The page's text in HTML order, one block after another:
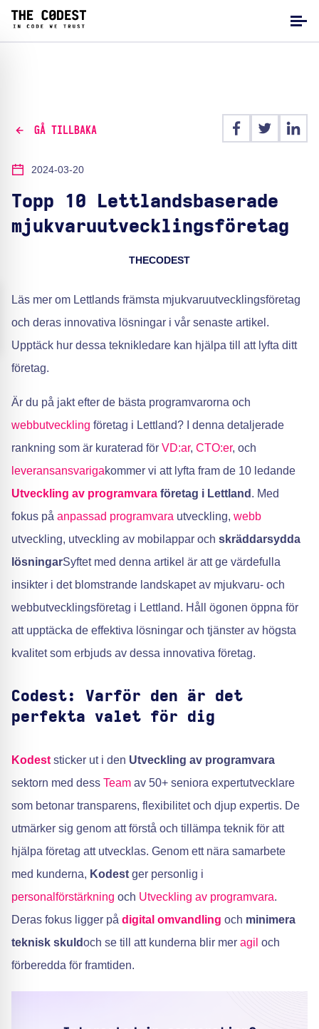
GÅ TILLBAKA
2024-03-20
Topp 10 Lettlandsbaserade
mjukvaruutvecklingsföretag
THECODEST
Läs mer om Lettlands främsta mjukvaruutvecklingsföretag
och deras innovativa lösningar i vår senaste artikel.
Upptäck hur dessa teknikledare kan hjälpa till att lyfta ditt
företag.
Är du på jakt efter de bästa programvarorna och
webbutveckling företag i Lettland? I denna detaljerade
rankning som är kuraterad för VD:ar, CTO:er, och
leveransansvarigakommer vi att lyfta fram de 10 ledande
Utveckling av programvara företag i Lettland . Med
fokus på anpassad programvara utveckling, webb
utveckling, utveckling av mobilappar och skräddarsydda
lösningarSyftet med denna artikel är att ge värdefulla
insikter i det blomstrande landskapet av mjukvaru- och
webbutvecklingsföretag i Lettland. Håll ögonen öppna för
att upptäcka de effektiva lösningar och tjänster av högsta
kvalitet som erbjuds av dessa innovativa företag.
Codest: Varför den är det
perfekta valet för dig
Kodest sticker ut i den Utveckling av programvara
sektorn med dess Team av 50+ seniora expertutvecklare
som betonar transparens, flexibilitet och djup expertis. De
utmärker sig genom att förstå och tillämpa teknik för att
hjälpa företag att utvecklas. Genom ett nära samarbete
med kunderna, Kodest ger personlig i
personalförstärkning och Utveckling av programvara.
Deras fokus ligger på digital omvandling och minimera
teknisk skuldoch se till att kunderna blir mer agil och
förberedda för framtiden.